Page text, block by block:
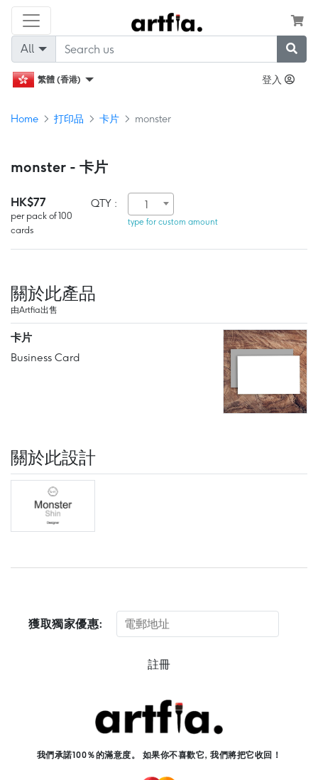
All
繁體 (香港) 登入
Home 打印品 卡片 monster
monster - 卡片
HK$77
per pack of 100
cards
QTY : 1
type for custom amount
關於此產品
由Artfia出售
卡片
Business Card
關於此設計
獲取獨家優惠:
註冊
我們承諾100％的滿意度。 如果你不喜歡它, 我們將把它收回！